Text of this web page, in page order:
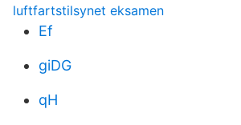
luftfartstilsynet eksamen
Ef
giDG
qH